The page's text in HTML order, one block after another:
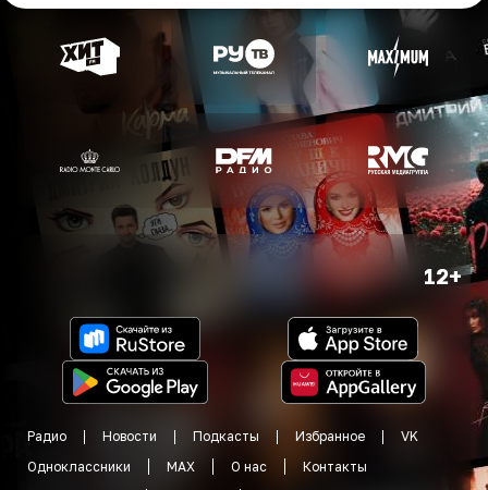
12+
Радио Новости Подкасты Избранное
VK
Одноклассники
MAX О нас
Контакты